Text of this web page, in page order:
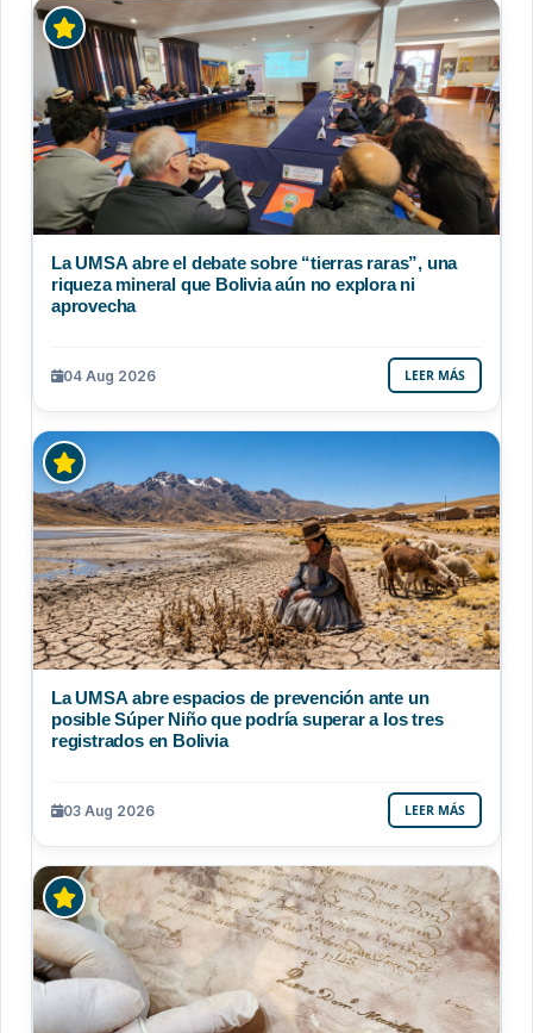
La UMSA abre el debate sobre “tierras raras”, una
riqueza mineral que Bolivia aún no explora ni
aprovecha
04 Aug 2026 LEER MÁS
La UMSA abre espacios de prevención ante un
posible Súper Niño que podría superar a los tres
registrados en Bolivia
03 Aug 2026 LEER MÁS